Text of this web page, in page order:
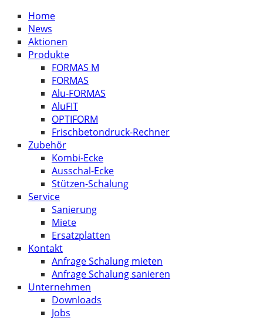
Home
News
Aktionen
Produkte
FORMAS M
FORMAS
Alu-FORMAS
AluFIT
OPTIFORM
Frischbetondruck-Rechner
Zubehör
Kombi-Ecke
Ausschal-Ecke
Stützen-Schalung
Service
Sanierung
Miete
Ersatzplatten
Kontakt
Anfrage Schalung mieten
Anfrage Schalung sanieren
Unternehmen
Downloads
Jobs